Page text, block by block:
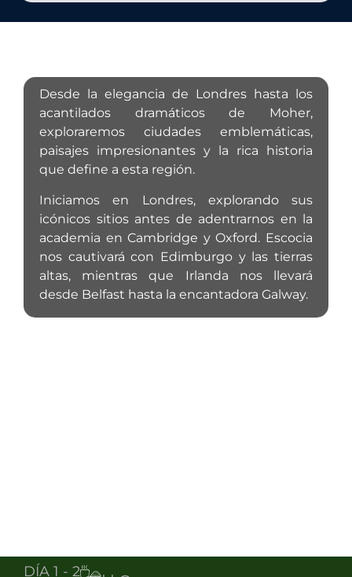
Desde la elegancia de Londres hasta los
acantilados dramáticos de Moher,
exploraremos ciudades emblemáticas,
paisajes impresionantes y la rica historia
que define a esta región.
Iniciamos en Londres, explorando sus
icónicos sitios antes de adentrarnos en la
academia en Cambridge y Oxford. Escocia
nos cautivará con Edimburgo y las tierras
altas, mientras que Irlanda nos llevará
desde Belfast hasta la encantadora Galway.
DÍA 1 - 2